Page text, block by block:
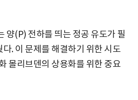
양(P) 전하를 띄는 정공 유도가 필
. 이 문제를 해결하기 위한 시도
몰리브덴의 상용화를 위한 중요